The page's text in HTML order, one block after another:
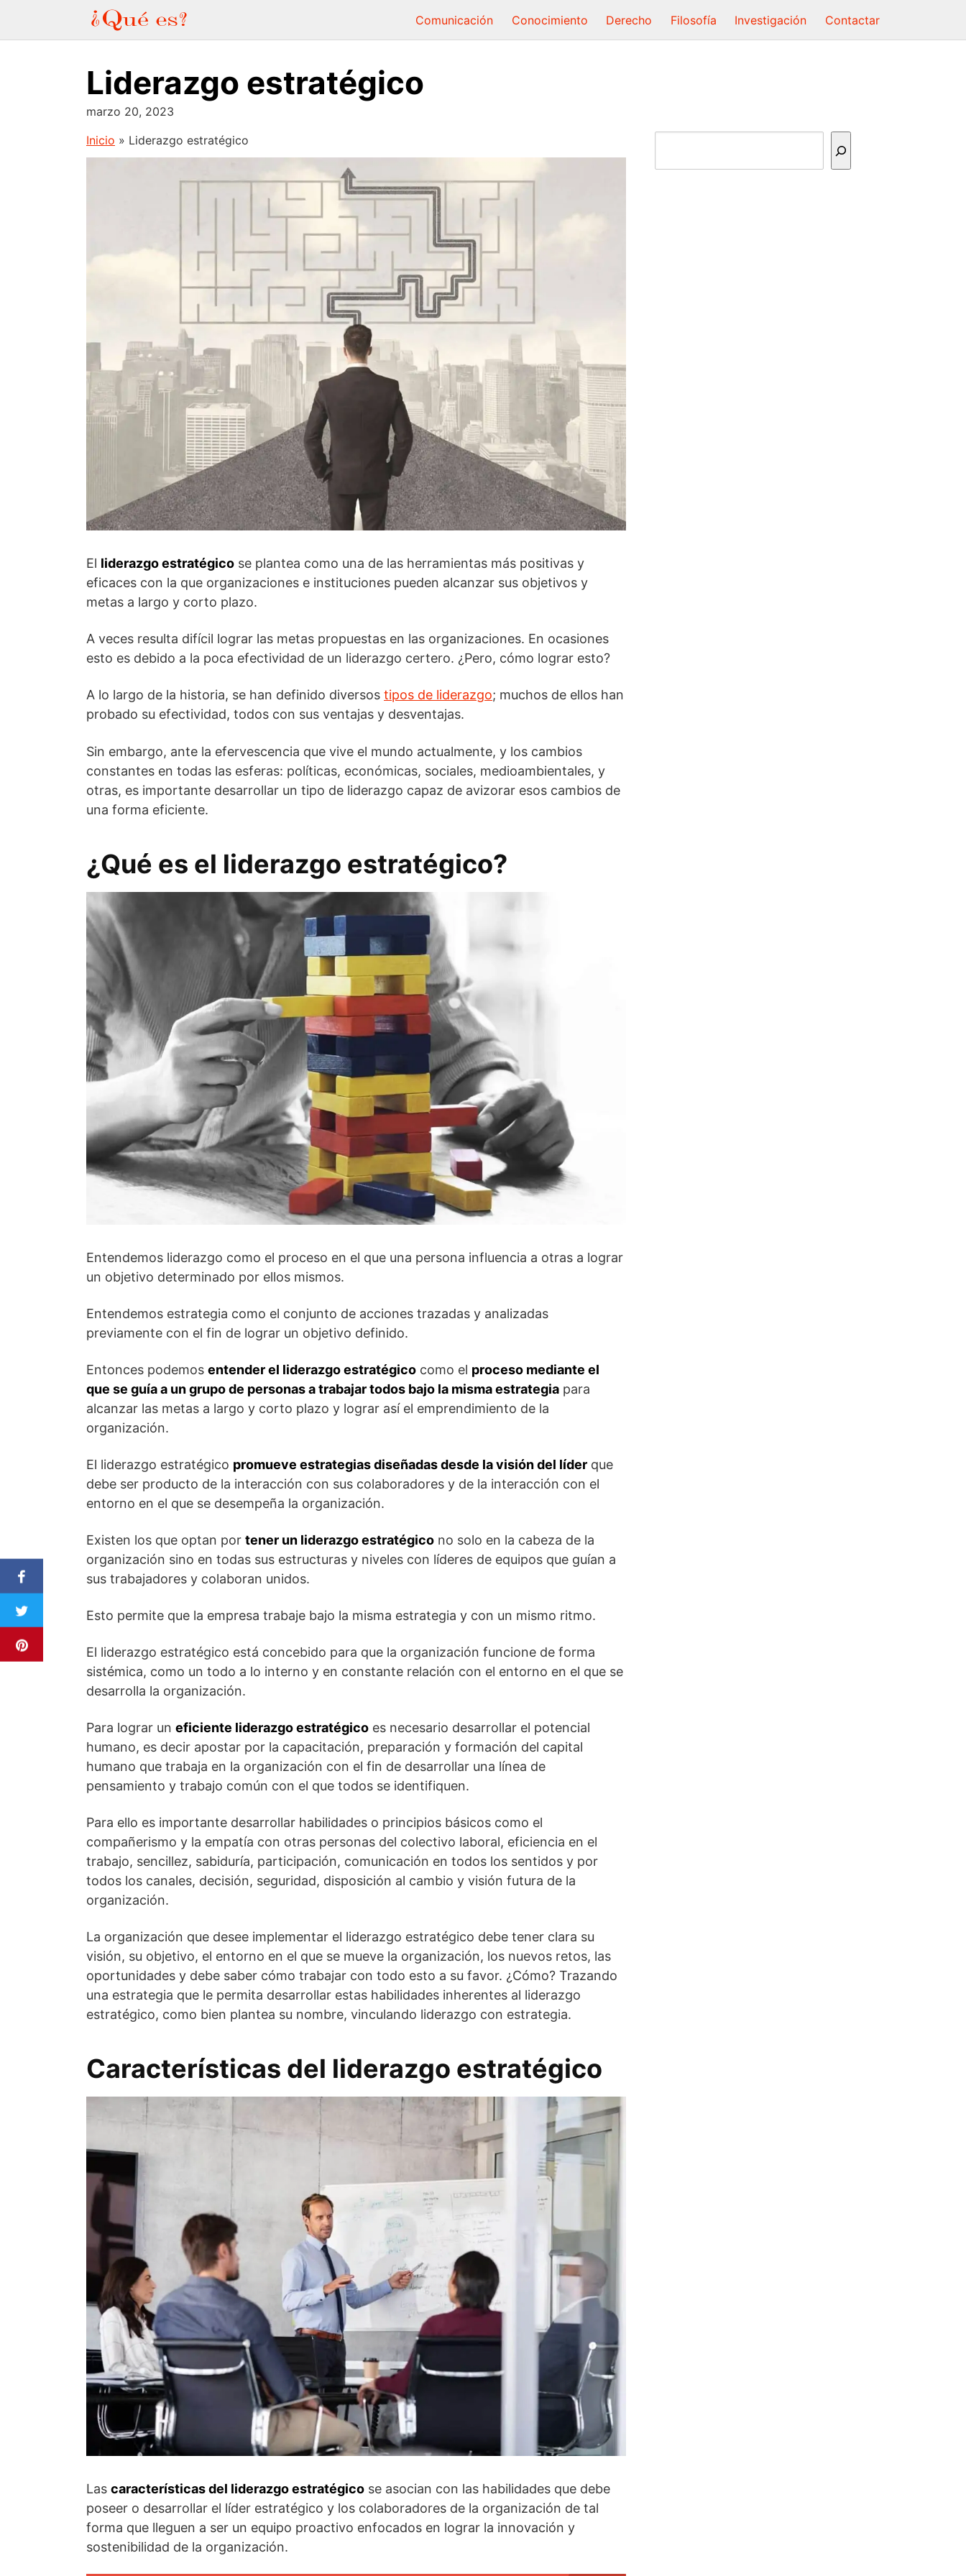
contenido
Comunicación Conocimiento Derecho Filosofía Investigación Contactar
Liderazgo estratégico
marzo 20, 2023
Inicio » Liderazgo estratégico
El liderazgo estratégico se plantea como una de las herramientas más positivas y
eficaces con la que organizaciones e instituciones pueden alcanzar sus objetivos y
metas a largo y corto plazo.
A veces resulta difícil lograr las metas propuestas en las organizaciones. En ocasiones
esto es debido a la poca efectividad de un liderazgo certero. ¿Pero, cómo lograr esto?
A lo largo de la historia, se han definido diversos tipos de liderazgo; muchos de ellos han
probado su efectividad, todos con sus ventajas y desventajas.
Sin embargo, ante la efervescencia que vive el mundo actualmente, y los cambios
constantes en todas las esferas: políticas, económicas, sociales, medioambientales, y
otras, es importante desarrollar un tipo de liderazgo capaz de avizorar esos cambios de
una forma eficiente.
¿Qué es el liderazgo estratégico?
Entendemos liderazgo como el proceso en el que una persona influencia a otras a lograr
un objetivo determinado por ellos mismos.
Entendemos estrategia como el conjunto de acciones trazadas y analizadas
previamente con el fin de lograr un objetivo definido.
Entonces podemos entender el liderazgo estratégico como el proceso mediante el
que se guía a un grupo de personas a trabajar todos bajo la misma estrategia para
alcanzar las metas a largo y corto plazo y lograr así el emprendimiento de la
organización.
El liderazgo estratégico promueve estrategias diseñadas desde la visión del líder que
debe ser producto de la interacción con sus colaboradores y de la interacción con el
entorno en el que se desempeña la organización.
Existen los que optan por tener un liderazgo estratégico no solo en la cabeza de la
organización sino en todas sus estructuras y niveles con líderes de equipos que guían a
sus trabajadores y colaboran unidos.
Esto permite que la empresa trabaje bajo la misma estrategia y con un mismo ritmo.
El liderazgo estratégico está concebido para que la organización funcione de forma
sistémica, como un todo a lo interno y en constante relación con el entorno en el que se
desarrolla la organización.
Para lograr un eficiente liderazgo estratégico es necesario desarrollar el potencial
humano, es decir apostar por la capacitación, preparación y formación del capital
humano que trabaja en la organización con el fin de desarrollar una línea de
pensamiento y trabajo común con el que todos se identifiquen.
Para ello es importante desarrollar habilidades o principios básicos como el
compañerismo y la empatía con otras personas del colectivo laboral, eficiencia en el
trabajo, sencillez, sabiduría, participación, comunicación en todos los sentidos y por
todos los canales, decisión, seguridad, disposición al cambio y visión futura de la
organización.
La organización que desee implementar el liderazgo estratégico debe tener clara su
visión, su objetivo, el entorno en el que se mueve la organización, los nuevos retos, las
oportunidades y debe saber cómo trabajar con todo esto a su favor. ¿Cómo? Trazando
una estrategia que le permita desarrollar estas habilidades inherentes al liderazgo
estratégico, como bien plantea su nombre, vinculando liderazgo con estrategia.
Características del liderazgo estratégico
Las características del liderazgo estratégico se asocian con las habilidades que debe
poseer o desarrollar el líder estratégico y los colaboradores de la organización de tal
forma que lleguen a ser un equipo proactivo enfocados en lograr la innovación y
sostenibilidad de la organización.